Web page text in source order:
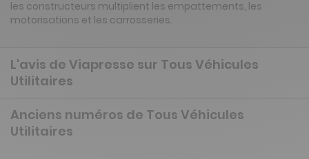
les constructeurs multiplient les empattements, les
motorisations et les carrosseries.
L'avis de Viapresse sur Tous Véhicules
Utilitaires
Anciens numéros de Tous Véhicules
Utilitaires